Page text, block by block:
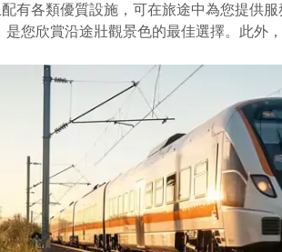
有各類優質設施，可在旅途中為您提供
您欣賞沿途壯觀景色的最佳選擇。此